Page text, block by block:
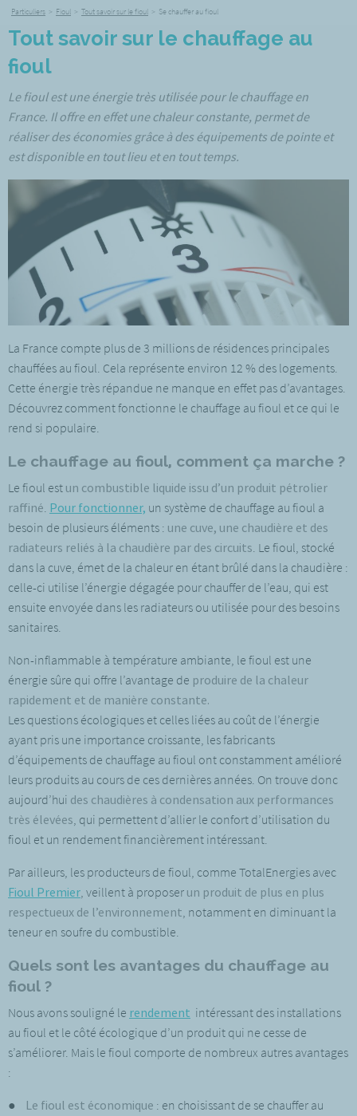
Particuliers > Fioul > Tout savoir sur le fioul > Se chauffer au fioul
Tout savoir sur le chauffage au
fioul
Le fioul est une énergie très utilisée pour le chauffage en
France. Il offre en effet une chaleur constante, permet de
réaliser des économies grâce à des équipements de pointe et
est disponible en tout lieu et en tout temps.
La France compte plus de 3 millions de résidences principales
chauffées au fioul. Cela représente environ 12 % des logements.
Cette énergie très répandue ne manque en effet pas d’avantages.
Découvrez comment fonctionne le chauffage au fioul et ce qui le
rend si populaire.
Le chauffage au fioul, comment ça marche ?
Le fioul est un combustible liquide issu d’un produit pétrolier
raffiné. Pour fonctionner, un système de chauffage au fioul a
besoin de plusieurs éléments : une cuve, une chaudière et des
radiateurs reliés à la chaudière par des circuits. Le fioul, stocké
dans la cuve, émet de la chaleur en étant brûlé dans la chaudière :
celle-ci utilise l’énergie dégagée pour chauffer de l’eau, qui est
ensuite envoyée dans les radiateurs ou utilisée pour des besoins
sanitaires.
Non-inflammable à température ambiante, le fioul est une
énergie sûre qui offre l’avantage de produire de la chaleur
rapidement et de manière constante.
Les questions écologiques et celles liées au coût de l’énergie
ayant pris une importance croissante, les fabricants
d’équipements de chauffage au fioul ont constamment amélioré
leurs produits au cours de ces dernières années. On trouve donc
aujourd’hui des chaudières à condensation aux performances
très élevées, qui permettent d’allier le confort d’utilisation du
fioul et un rendement financièrement intéressant.
Par ailleurs, les producteurs de fioul, comme TotalEnergies avec
Fioul Premier, veillent à proposer un produit de plus en plus
respectueux de l’environnement, notamment en diminuant la
teneur en soufre du combustible.
Quels sont les avantages du chauffage au
fioul ?
Nous avons souligné le rendement intéressant des installations
au fioul et le côté écologique d’un produit qui ne cesse de
s’améliorer. Mais le fioul comporte de nombreux autres avantages
:
● Le fioul est économique : en choisissant de se chauffer au